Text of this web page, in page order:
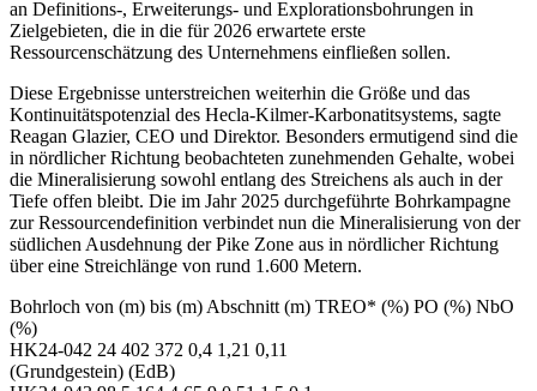
an Definitions-, Erweiterungs- und Explorationsbohrungen in
Zielgebieten, die in die für 2026 erwartete erste
Ressourcenschätzung des Unternehmens einfließen sollen.
Diese Ergebnisse unterstreichen weiterhin die Größe und das
Kontinuitätspotenzial des Hecla-Kilmer-Karbonatitsystems, sagte
Reagan Glazier, CEO und Direktor. Besonders ermutigend sind die
in nördlicher Richtung beobachteten zunehmenden Gehalte, wobei
die Mineralisierung sowohl entlang des Streichens als auch in der
Tiefe offen bleibt. Die im Jahr 2025 durchgeführte Bohrkampagne
zur Ressourcendefinition verbindet nun die Mineralisierung von der
südlichen Ausdehnung der Pike Zone aus in nördlicher Richtung
über eine Streichlänge von rund 1.600 Metern.
Bohrloch von (m) bis (m) Abschnitt (m) TREO* (%) PO (%) NbO
(%)
HK24-042 24 402 372 0,4 1,21 0,11
(Grundgestein) (EdB)